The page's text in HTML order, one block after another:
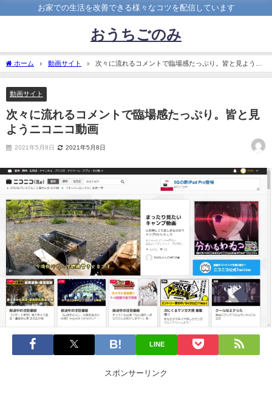
お家での生活を改善できる様々なコツを配信しています
おうちごのみ
ホーム 動画サイト
次々に流れるコメントで臨場感たっぷり。皆と見ようニ
コニコ動画
動画サイト
次々に流れるコメントで臨場感たっぷり。皆と見
ようニコニコ動画
2021年5月8日 2021年5月8日
LINE
スポンサーリンク